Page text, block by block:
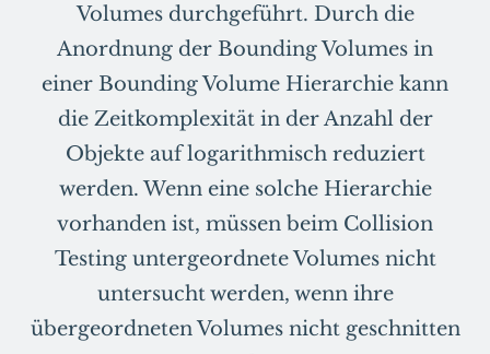
Volumes durchgeführt. Durch die
Anordnung der Bounding Volumes in
einer Bounding Volume Hierarchie kann
die Zeitkomplexität in der Anzahl der
Objekte auf logarithmisch reduziert
werden. Wenn eine solche Hierarchie
vorhanden ist, müssen beim Collision
Testing untergeordnete Volumes nicht
untersucht werden, wenn ihre
übergeordneten Volumes nicht geschnitten